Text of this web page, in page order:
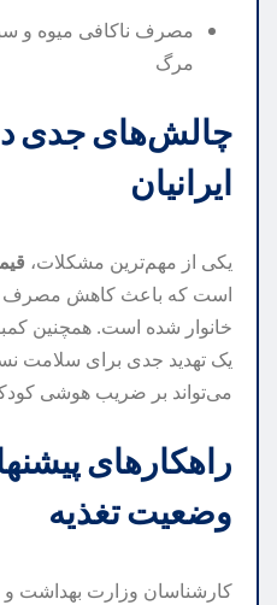
مرگ
چالش‌های جدی
ایرانیان
یکی از مهم‌ترین مشکلات،
است که باعث کاهش مصرف
خانوار شده است. همچنین
یک تهدید جدی برای سلامت
می‌تواند بر ضریب هوشی
راهکارهای
وضعیت تغذیه
کارشناسان وزارت بهداشت و